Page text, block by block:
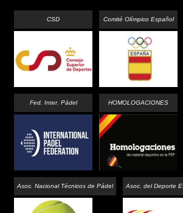
CSD Comité Olímpico Español
Fed. Inter. Pádel HOMOLOGACIONES
Asoc. Nacional Técnicos de Pádel Asoc. del Deporte